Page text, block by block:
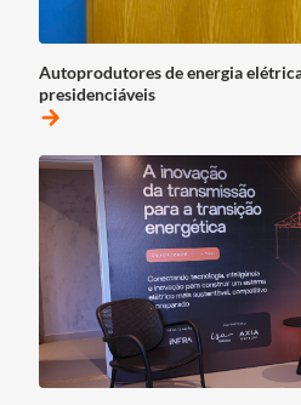
Autoprodutores de energia
presidenciáveis
arrow_forward